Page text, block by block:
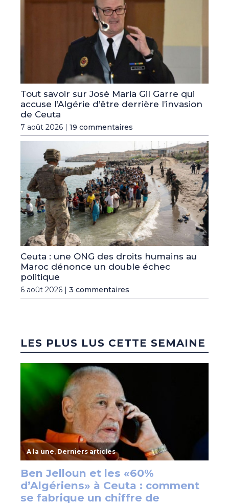
Tout savoir sur José Maria Gil Garre qui
accuse l’Algérie d’être derrière l’invasion
de Ceuta
7 août 2026 | 19 commentaires
Ceuta : une ONG des droits humains au
Maroc dénonce un double échec
politique
6 août 2026 | 3 commentaires
LES PLUS LUS CETTE SEMAINE